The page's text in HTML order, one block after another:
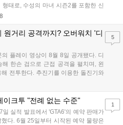
태로, 수성의 마녀 시즌2를 포함한 신
체기를 선보이며 작품을 완결 짓는다.
조합을 구현하며 시리즈의 미래를 향한
....
원거리 공격까지? 오버워치 '디
플레이 영상이 8월 8일 공개됐다. 디
한손 검으로 근접 공격을 펼치며, 왼
전투한다. 추진기를 이용한 돌진기와
했고, 메카 파괴 시 맨몸으로 기관총을
해 정식 출시될 예정이다....
5
이크투 "전례 없는 수준"
실적 발표에서 'GTA6'의 예약 판매가
다. 6월 25일부터 시작된 예약 물량은
1